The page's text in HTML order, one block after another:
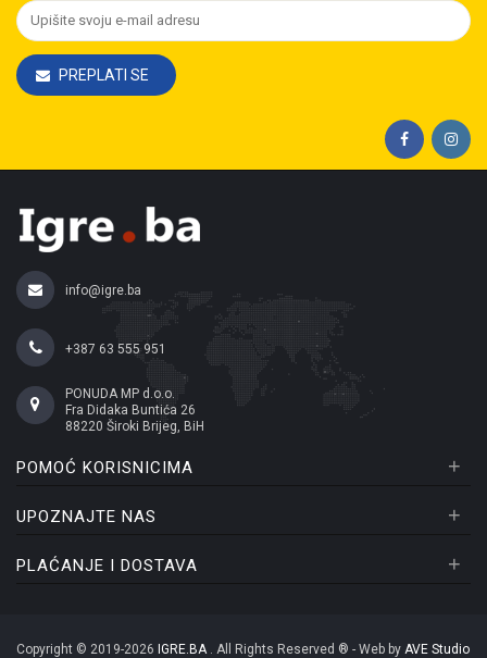
PREPLATI SE
info@igre.ba
+387 63 555 951
PONUDA MP d.o.o.
Fra Didaka Buntića 26
88220 Široki Brijeg, BiH
POMOĆ KORISNICIMA +
UPOZNAJTE NAS +
PLAĆANJE I DOSTAVA +
Copyright © 2019-2026 IGRE.BA . All Rights Reserved ® - Web by AVE Studio